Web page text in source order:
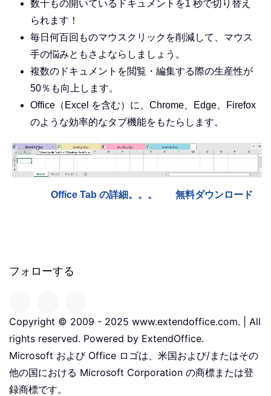
数十もの開いているドキュメントを1 秒で切り替え
られます！
毎日何百回ものマウスクリックを削減して、マウス
手の悩みともさよならしましょう。
複数のドキュメントを閲覧・編集する際の生産性が
50％も向上します。
Office（Excel を含む）に、Chrome、Edge、Firefox
のような効率的なタブ機能をもたらします。
Office Tab の詳細。。。 無料ダウンロード
フォローする
Copyright © 2009 - 2025 www.extendoffice.com. | All
rights reserved. Powered by ExtendOffice.
Microsoft および Office ロゴは、米国および/またはその
他の国における Microsoft Corporation の商標または登
録商標です。